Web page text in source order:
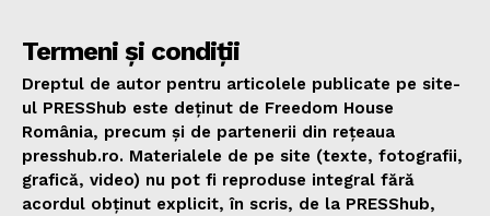
Termeni și condiții
Dreptul de autor pentru articolele publicate pe site-
ul PRESShub este deținut de Freedom House
România, precum și de partenerii din rețeaua
presshub.ro. Materialele de pe site (texte, fotografii,
grafică, video) nu pot fi reproduse integral fără
acordul obținut explicit, în scris, de la PRESShub,